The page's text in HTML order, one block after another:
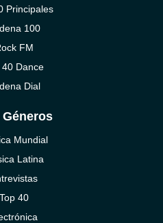
Principales
100
FM
40 Dance
Dial
Géneros
Mundial
Latina
Top 40